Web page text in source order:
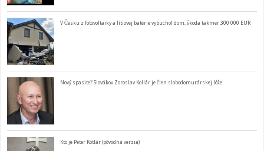
V Česku z fotovoltaiky a lítiovej batérie vybuchol dom, škoda takmer 300 000 EUR
Nový spasiteľ Slovákov Zoroslav Kollár je člen slobodomurárskej lóže
Kto je Peter Kotlár (pôvodná verzia)